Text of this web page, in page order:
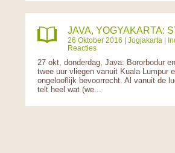
JAVA, YOGYAKARTA:
26 Oktober 2016 | Jogjakarta |
Reacties
27 okt, donderdag, Java: Bororbodur
twee uur vliegen vanuit Kuala Lumpur
ongelooflijk bevoorrecht. Al vanuit de
telt heel wat (we...